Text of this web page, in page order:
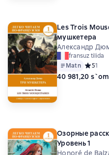
Les Trois
мушкетера
Александр
fransuz tilida
Matn
51
40 981,20 s`om
Озорные
Уровень 1